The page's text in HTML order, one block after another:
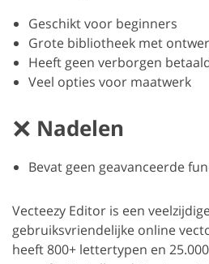
Geschikt voor beginners
Grote bibliotheek met
Heeft geen verborgen
Veel opties voor maatwerk
Nadelen
Bevat geen geavanceerde
Vecteezy Editor is een
gebruiksvriendelijke online
heeft 800+ lettertypen en